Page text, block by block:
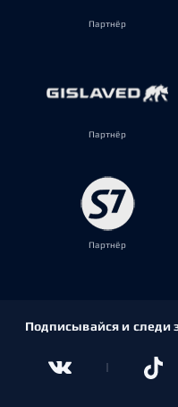
Партнёр
Партнёр
Партнёр
Подписывайся и следи